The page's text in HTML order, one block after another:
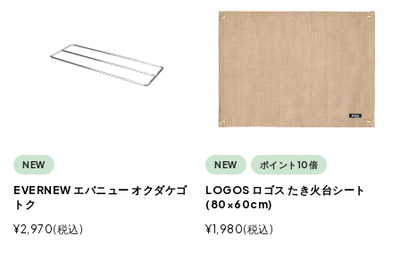
NEW
EVERNEW エバニュー オクダケゴ
トク
¥2,970 税込
NEW ポイント10倍
LOGOS ロゴス たき火台シート
(80×60cm)
¥1,980 税込